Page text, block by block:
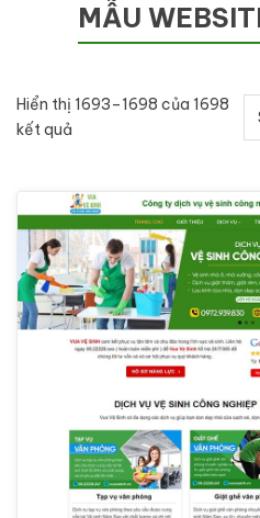
MẪU
Hiển thị 1693–1698 của 1698
kết quả Đã sắp xếp theo mới nhất